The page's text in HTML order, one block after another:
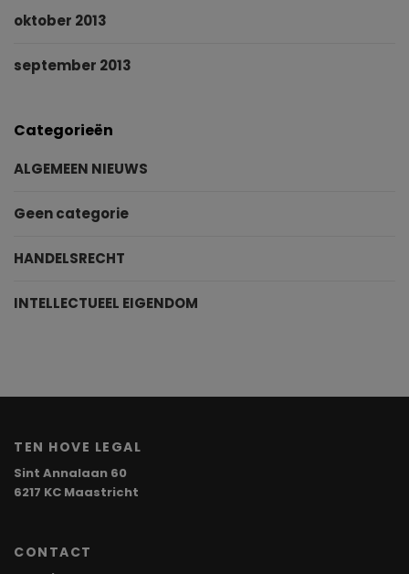
oktober 2013
september 2013
Categorieën
ALGEMEEN NIEUWS
Geen categorie
HANDELSRECHT
INTELLECTUEEL EIGENDOM
TEN HOVE LEGAL
Sint Annalaan 60
6217 KC Maastricht
CONTACT